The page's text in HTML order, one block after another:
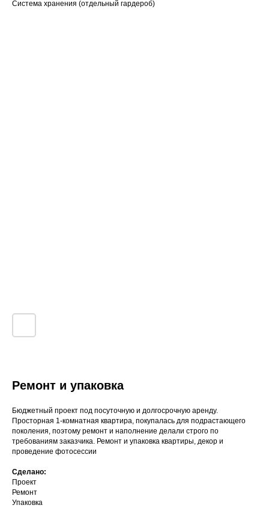
Система хранения (отдельный гардероб)
Ремонт и упаковка
Бюджетный проект под посуточную и долгосрочную аренду.
Просторная 1-комнатная квартира, покупалась для подрастающего
поколения, поэтому ремонт и наполнение делали строго по
требованиям заказчика. Ремонт и упаковка квартиры, декор и
проведение фотосессии
Сделано:
Проект
Ремонт
Упаковка